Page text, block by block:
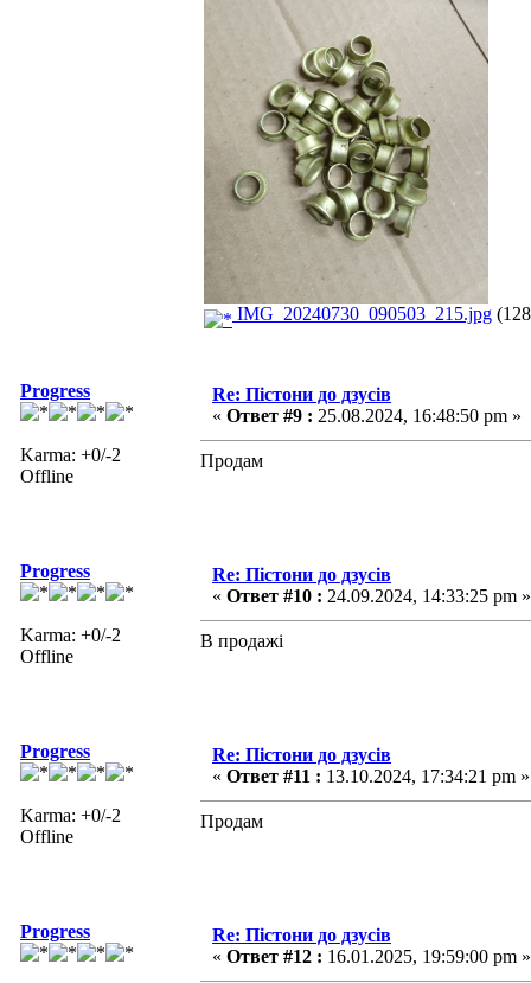
IMG_20240730_090503_215.jpg
Progress
Karma: +0/-2
Offline
Re: Пістони до дзусів
« Ответ #9 : 25.08.2024, 16:48:50 pm »
Продам
Progress
Karma: +0/-2
Offline
Re: Пістони до дзусів
« Ответ #10 : 24.09.2024, 14:33:25 pm »
В продажі
Progress
Karma: +0/-2
Offline
Re: Пістони до дзусів
« Ответ #11 : 13.10.2024, 17:34:21 pm »
Продам
Progress
Re: Пістони до дзусів
« Ответ #12 : 16.01.2025, 19:59:00 pm »